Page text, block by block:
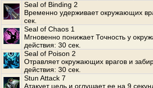
Seal of Binding 2
Временно удерживает окружающих
сек.
Seal of Chaos 1
Мгновенно понижает Точность у
действия: 30 сек.
Seal of Poison 2
Отравляет окружающих врагов и
действия: 30 сек.
Stun Attack 7
Атакует цель и оглушает ее на 9